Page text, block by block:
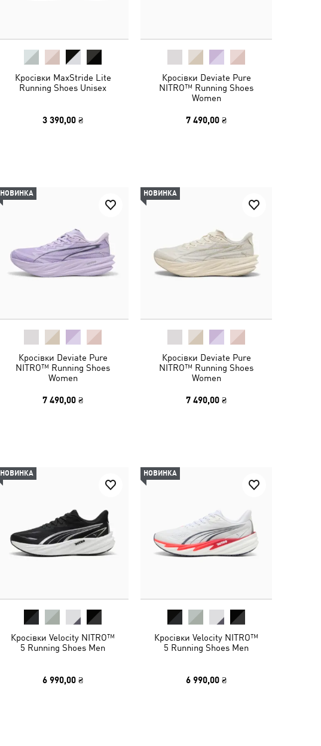
Кросівки MaxStride Lite
Running Shoes Unisex
3 390,00 ₴
Кросівки Deviate Pure
NITRO™ Running Shoes
Women
7 490,00 ₴
НОВИНКА
Кросівки Deviate Pure
NITRO™ Running Shoes
Women
7 490,00 ₴
НОВИНКА
Кросівки Deviate Pure
NITRO™ Running Shoes
Women
7 490,00 ₴
НОВИНКА
Кросівки Velocity NITRO™
5 Running Shoes Men
6 990,00 ₴
НОВИНКА
Кросівки Velocity NITRO™
5 Running Shoes Men
6 990,00 ₴